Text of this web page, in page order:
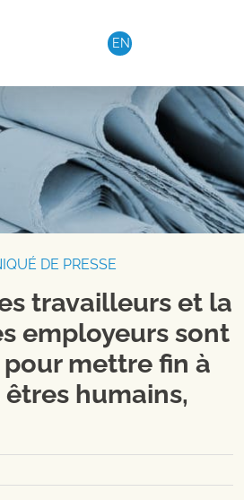
EN
DE PRESSE
travailleurs et la
employeurs sont
mettre fin à
humains,